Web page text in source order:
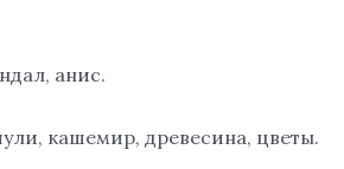
анис.
кашемир, древесина, цветы.